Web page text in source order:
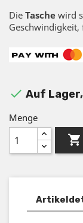
Die Tasche wird
 Auf
Menge
